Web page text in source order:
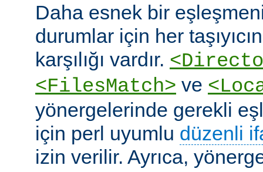
Daha esnek bir
durumlar için her
karşılığı vardır.
<FilesMatch> ve
yönergelerinde gerekli
için perl uyumlu düzenli
izin verilir. Ayrıca,